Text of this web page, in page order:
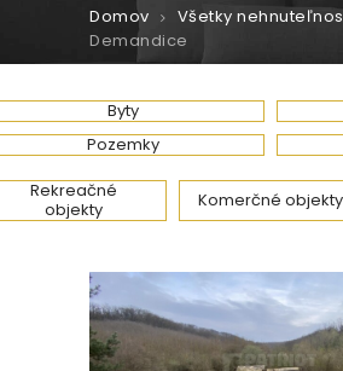
Domov
Všetky
Demandice
Byty
Pozemky
Rekreačné
objekty
Komerčné objekty
O NÁS
NEHNUTEĽNOSTI
SLUŽBY
BLOG
KARIÉRA
KONTAKT